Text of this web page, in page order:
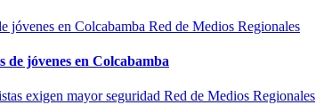
Red de Medios Regionales
de jóvenes en Colcabamba
Red de Medios Regionales